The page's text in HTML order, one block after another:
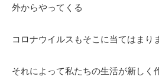
外からやってくる
コロナウイルスもそこに当てはまり
それによって私たちの生活が新しく